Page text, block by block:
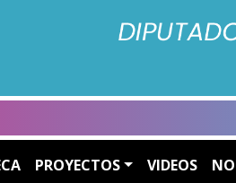
PROYECTOS VIDEOS